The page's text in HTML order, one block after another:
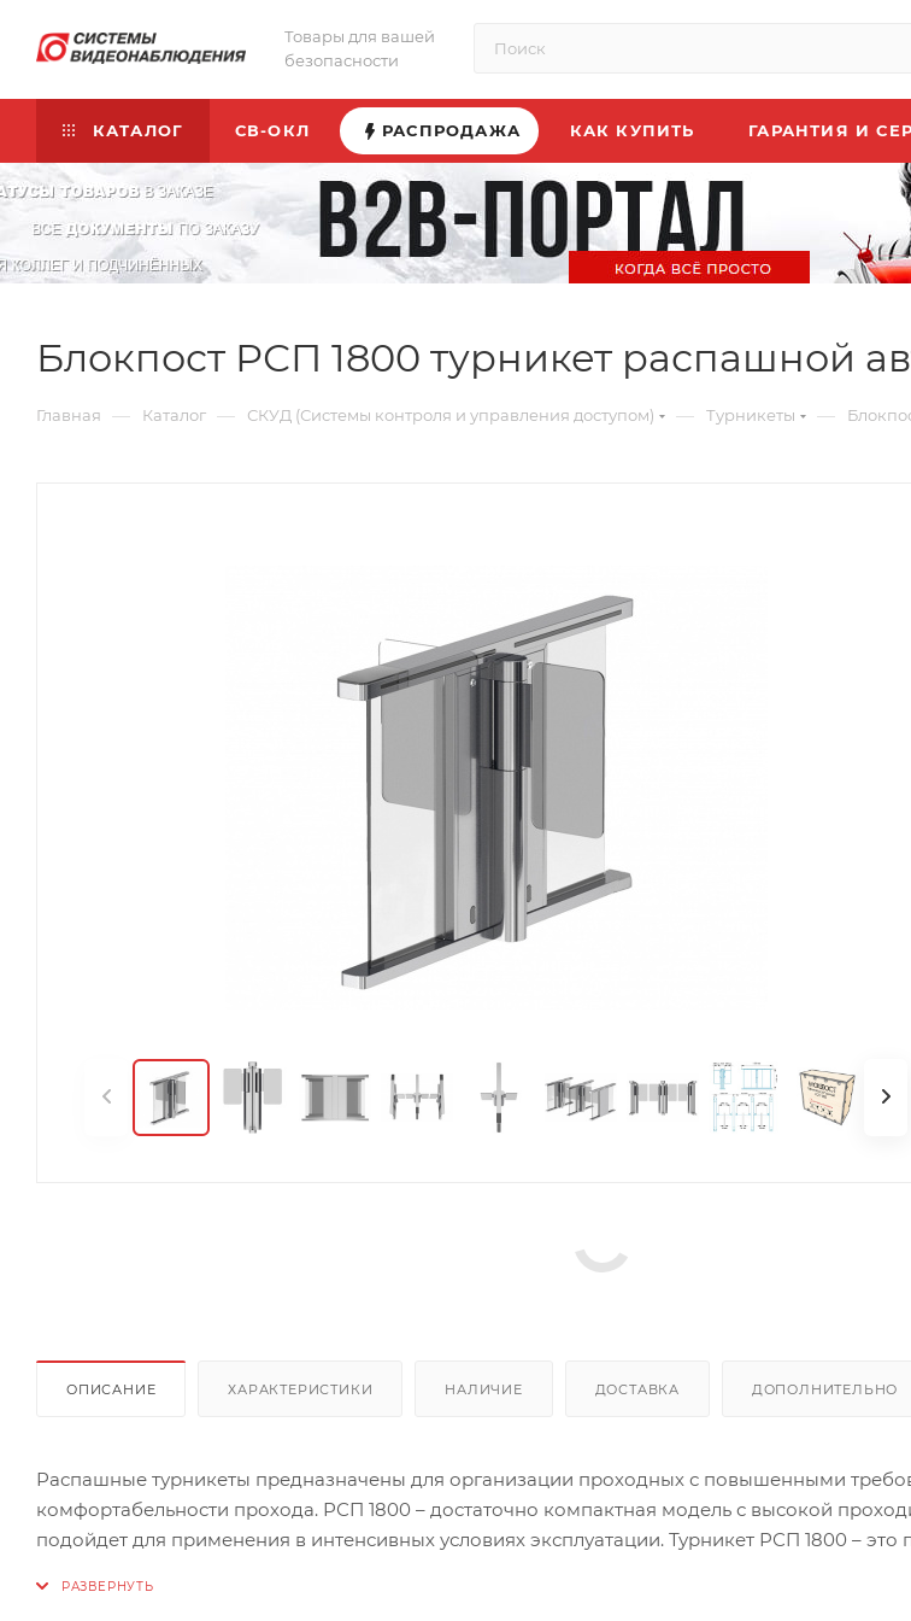
Товары для вашей
безопасности
КАТАЛОГ СВ-ОКЛ РАСПРОДАЖА КАК КУПИТЬ ГАРАНТИЯ И
Блокпост РСП 1800 турникет распашной
Главная — Каталог — СКУД (Системы контроля и управления доступом) — Турникеты —
ОПИСАНИЕ ХАРАКТЕРИСТИКИ НАЛИЧИЕ ДОСТАВКА ДОПОЛНИТЕЛЬНО
Распашные турникеты предназначены для организации проходных с повышенными
комфортабельности прохода. РСП 1800 – достаточно компактная модель с высокой
подойдет для применения в интенсивных условиях эксплуатации. Турникет РСП 1800 –